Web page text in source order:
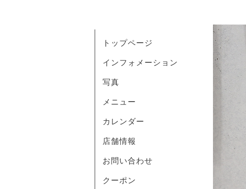
トップページ
インフォメーション
写真
メニュー
カレンダー
店舗情報
お問い合わせ
クーポン